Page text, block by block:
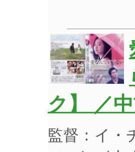
ク】 ／
監督：イ・